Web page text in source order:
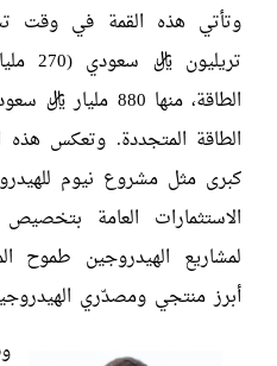
وتأتي هذه القمة في وقت
الطاقة المتجددة. وتعكس
كبرى مثل مشروع نيوم
لمشاريع الهيدروجين طموح
أبرز منتجي ومصدّري